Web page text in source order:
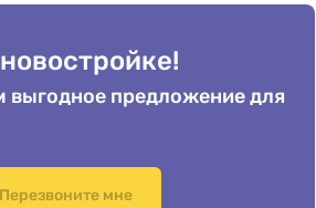
выгодное предложение для
Перезвоните мне